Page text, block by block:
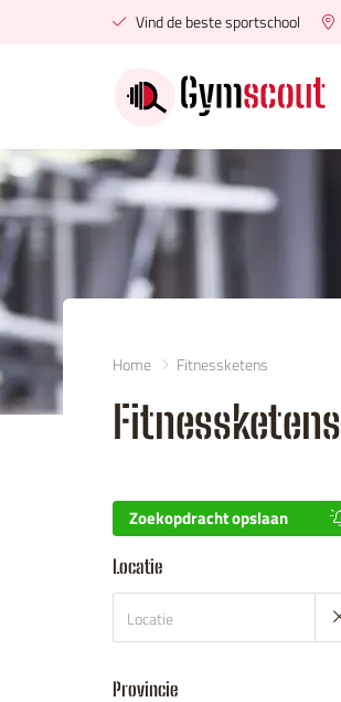
Home Fitnessketens
Fitnessketens
Zoekopdracht opslaan
Locatie
Provincie
Vind de beste sportschool